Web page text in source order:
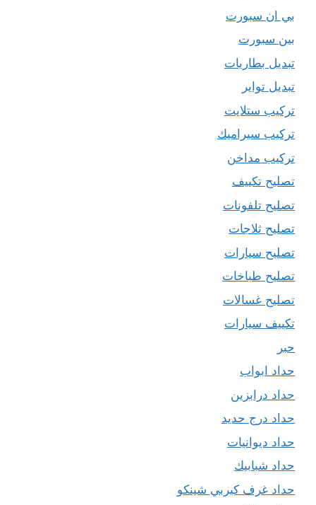
بي ان سبورت
بين سبورت
تبديل بطاريات
تبديل تواير
تركيب ستلايت
تركيب سيراميك
تركيب مداخن
تصليح تكييف
تصليح تلفونات
تصليح ثلاجات
تصليح سيارات
تصليح طباخات
تصليح غسالات
تكييف سيارات
حبر
حداد ابواب
حداد درابزين
حداد درج حديد
حداد ديوانيات
حداد شبابيك
حداد غرف كيربي شينكو